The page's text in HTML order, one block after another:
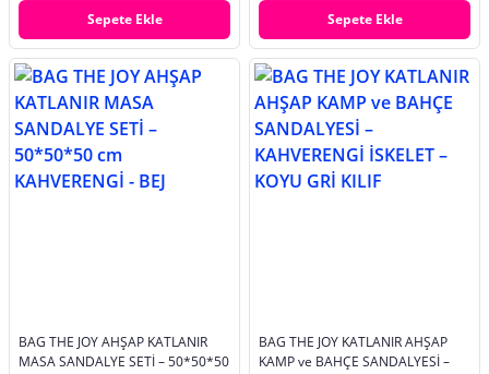
Sepete Ekle Sepete Ekle
BAG THE JOY AHŞAP KATLANIR
MASA SANDALYE SETİ – 50*50*50
BAG THE JOY KATLANIR AHŞAP
KAMP ve BAHÇE SANDALYESİ –